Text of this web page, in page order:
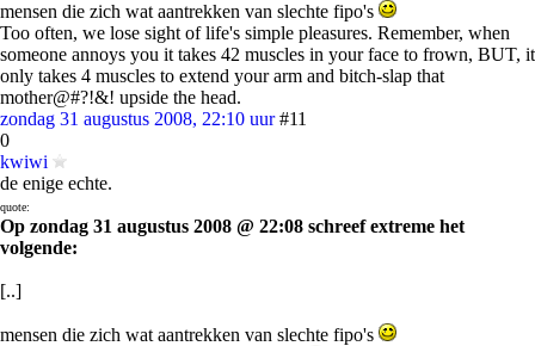
mensen die zich wat aantrekken van slechte fipo's
Too often, we lose sight of life's simple pleasures. Remember, when
someone annoys you it takes 42 muscles in your face to frown, BUT, it
only takes 4 muscles to extend your arm and bitch-slap that
mother@#?!&! upside the head.
zondag 31 augustus 2008, 22:10 uur #11
0
kwiwi
de enige echte.
quote:
Op zondag 31 augustus 2008 @ 22:08 schreef extreme het
volgende:
[..]
mensen die zich wat aantrekken van slechte fipo's